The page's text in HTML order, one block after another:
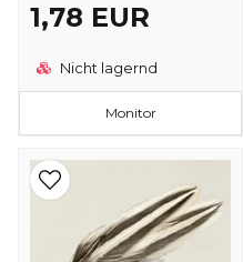
1,78 EUR
Nicht lagernd
Monitor